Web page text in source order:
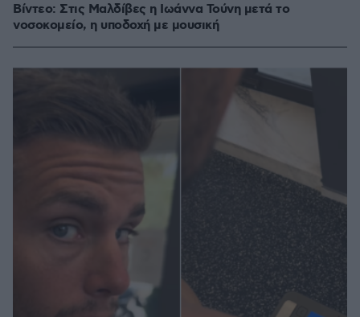
Βίντεο: Στις Μαλδίβες η Ιωάννα Τούνη μετά το
νοσοκομείο, η υποδοχή με μουσική